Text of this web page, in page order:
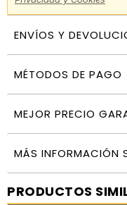
ENVÍOS Y
MÉTODOS DE PAGO
MEJOR PRECIO
MÁS INFORMACIÓN
PRODUCTOS